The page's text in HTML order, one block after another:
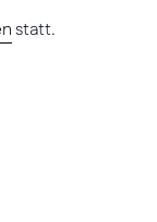
statt.